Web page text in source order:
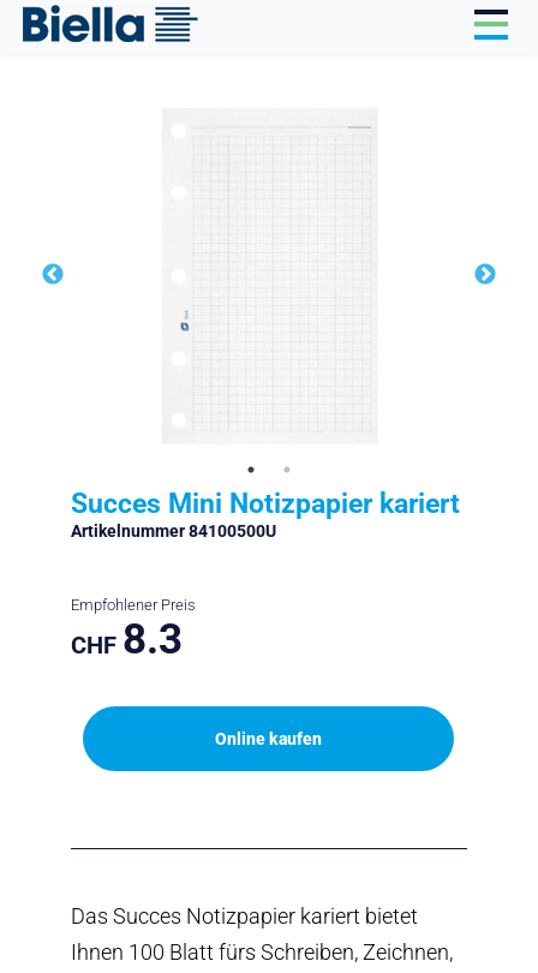
Succes Mini Notizpapier kariert
Artikelnummer 84100500U
Empfohlener Preis
CHF 8.3
Online kaufen
Das Succes Notizpapier kariert bietet
Ihnen 100 Blatt fürs Schreiben, Zeichnen,
Cookie-Einstellungen